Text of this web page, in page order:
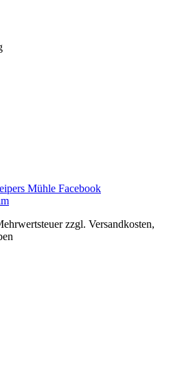
zzgl. Versandkosten,